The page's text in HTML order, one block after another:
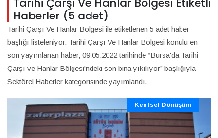
Haberler (5 adet)
Tarihi Çarşı Ve Hanlar Bölgesi ile etiketlenen 5 adet haber
başlığı listeleniyor. Tarihi Çarşı Ve Hanlar Bölgesi konulu en
son yayımlanan haber, 09.05.2022 tarihinde “Bursa'da Tarihi
Çarşı ve Hanlar Bölgesi'ndeki son bina yıkılıyor” başlığıyla
Sektörel Haberler kategorisinde yayımlandı.
Kentsel Dönüşüm